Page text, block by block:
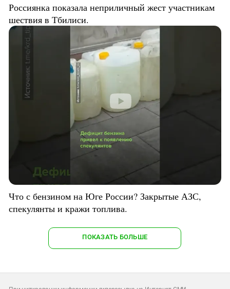
Россиянка показала неприличный жест участникам
шествия в Тбилиси.
Что с бензином на Юге России? Закрытые АЗС,
спекулянты и кражи топлива.
ПОКАЗАТЬ БОЛЬШЕ